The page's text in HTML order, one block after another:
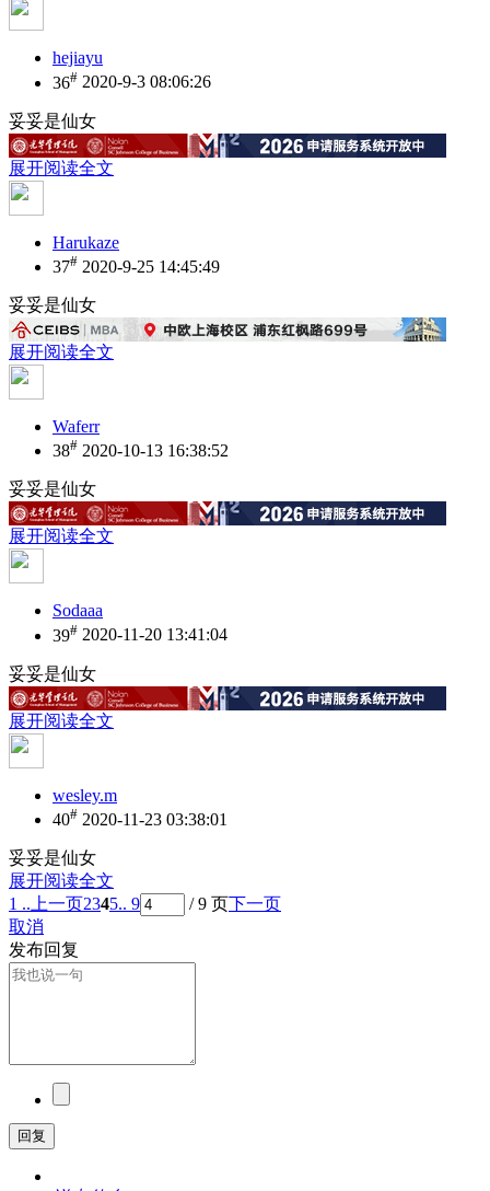
hejiayu
36# 2020-9-3 08:06:26
妥妥是仙女
展开阅读全文
Harukaze
37# 2020-9-25 14:45:49
妥妥是仙女
展开阅读全文
Waferr
38# 2020-10-13 16:38:52
妥妥是仙女
展开阅读全文
Sodaaa
39# 2020-11-20 13:41:04
妥妥是仙女
展开阅读全文
wesley.m
40# 2020-11-23 03:38:01
妥妥是仙女
展开阅读全文
1 .. 上一页2345.. 9 / 9 页下一页
取消
发布回复
回复